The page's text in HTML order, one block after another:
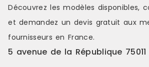
Découvrez les modèles disponibles,
et demandez un devis gratuit aux
fournisseurs en France.
5 avenue de la République 75011